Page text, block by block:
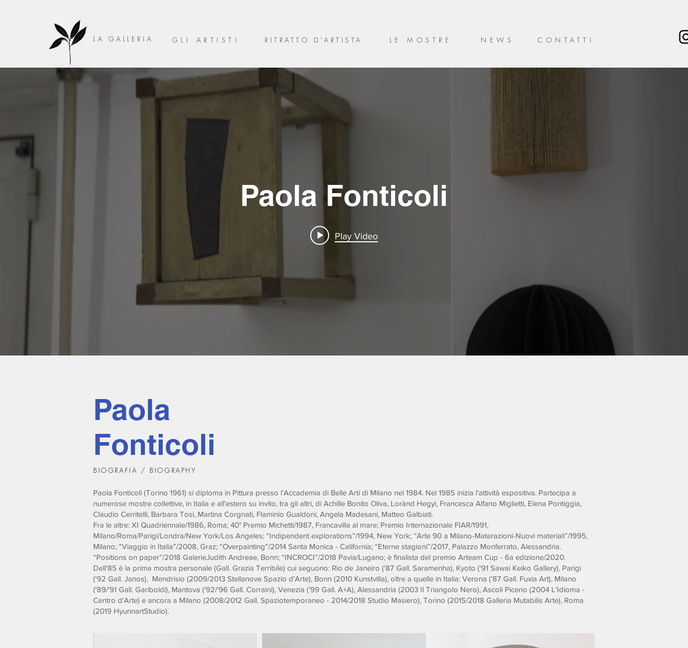
LA GALLERIA GLI ARTISTI RITRATTO D'ARTISTA LE MOSTRE NEWS CONTATTI
Paola Fonticoli
Play Video
Paola
Fonticoli
BIOGRAFIA / BIOGRAPHY
Paola Fonticoli (Torino 1961) si diploma in Pittura presso l'Accademia di Belle Arti di Milano nel 1984. Nel 1985 inizia l'attività espositiva. Partecipa a
numerose mostre collettive, in Italia e all'estero su invito, tra gli altri, di Achille Bonito Oliva, Lorànd Hegyi, Francesca Alfano Miglietti, Elena Pontiggia,
Claudio Cerritelli, Barbara Tosi, Martina Corgnati, Flaminio Gualdoni, Angela Madesani, Matteo Galbiati.
Fra le altre: XI Quadriennale/1986, Roma; 40° Premio Michetti/1987, Francavilla al mare; Premio Internazionale FIAR/1991,
Milano/Roma/Parigi/Londra/New York/Los Angeles; “Indipendent explorations”/1994, New York; “Arte 90 a Milano-Materazioni-Nuovi materiali”/1995,
Milano; “Viaggio in Italia”/2008, Graz; “Overpainting”/2014 Santa Monica - California; “Eterne stagioni”/2017, Palazzo Monferrato, Alessandria.
“Positions on paper”/2018 GalerieJudith Andreae, Bonn; “INCROCI”/2018 Pavia/Lugano; è finalista del premio Arteam Cup - 6a edizione/2020.
Dell'85 è la prima mostra personale (Gall. Grazia Terribile) cui seguono: Rio de Janeiro ('87 Gall. Saramenha), Kyoto ('91 Sawai Keiko Gallery), Parigi
('92 Gall. Janos), Mendrisio (2009/2013 Stellanove Spazio d'Arte), Bonn (2010 Kunstvilla), oltre a quelle in Italia: Verona ('87 Gall. Fuxia Art), Milano
('89/'91 Gall. Gariboldi), Mantova ('92/'96 Gall. Corraini), Venezia ('99 Gall. A+A), Alessandria (2003 Il Triangolo Nero), Ascoli Piceno (2004 L'Idioma -
Centro d'Arte) e ancora a Milano (2008/2012 Gall. Spaziotemporaneo - 2014/2018 Studio Masiero), Torino (2015/2018 Galleria Mutabilis Arte), Roma
(2019 HyunnartStudio).